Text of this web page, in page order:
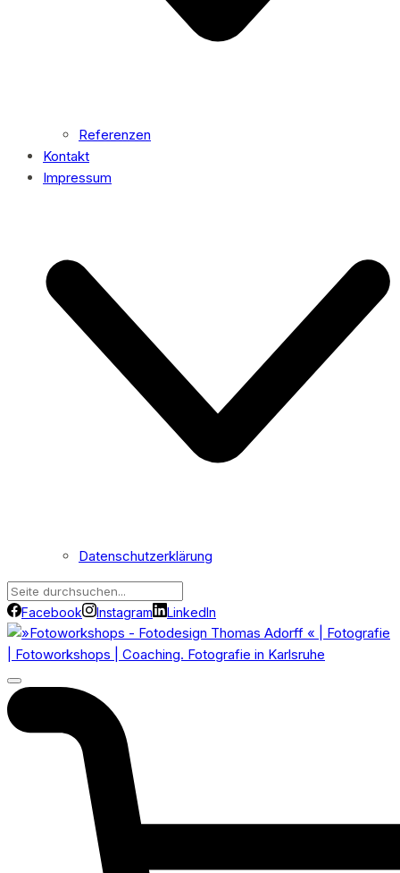
Referenzen
Kontakt
Impressum
Datenschutzerklärung
Facebook Instagram LinkedIn